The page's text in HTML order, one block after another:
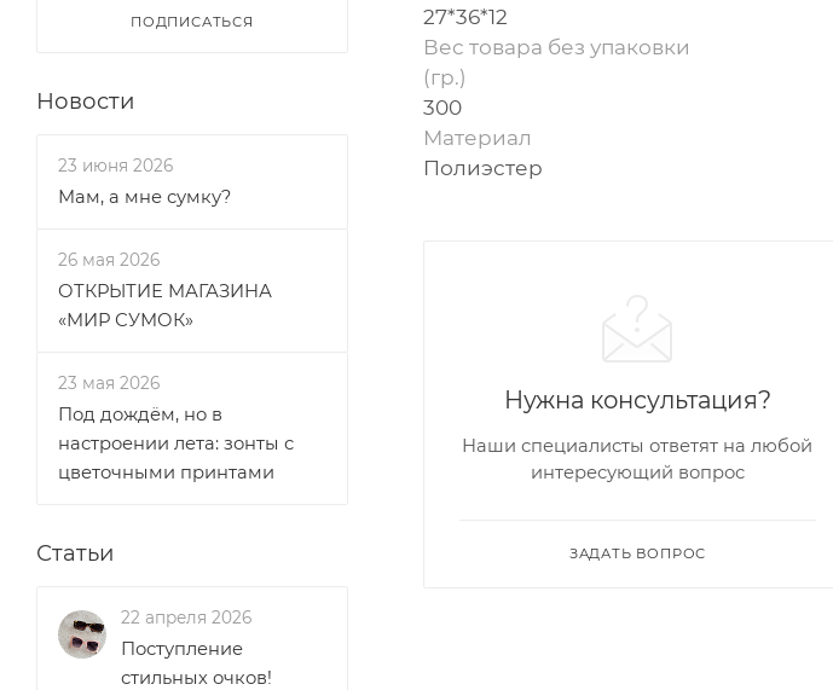
27*36*12
Вес товара без упаковки
(гр.)
300
Материал
Полиэстер
Нужна консультация?
Наши специалисты ответят на любой
интересующий вопрос
ЗАДАТЬ ВОПРОС
ПОДПИСАТЬСЯ
Новости
23 июня 2026
Мам, а мне сумку?
26 мая 2026
ОТКРЫТИЕ МАГАЗИНА
«МИР СУМОК»
23 мая 2026
Под дождём, но в
настроении лета: зонты с
цветочными принтами
Статьи
22 апреля 2026
Поступление
стильных очков!